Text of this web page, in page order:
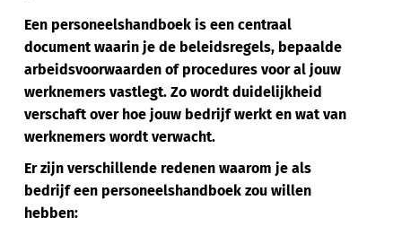
Een personeelshandboek is een centraal
document waarin je de beleidsregels, bepaalde
arbeidsvoorwaarden of procedures voor al jouw
werknemers vastlegt. Zo wordt duidelijkheid
verschaft over hoe jouw bedrijf werkt en wat van
werknemers wordt verwacht.
Er zijn verschillende redenen waarom je als
bedrijf een personeelshandboek zou willen
hebben: